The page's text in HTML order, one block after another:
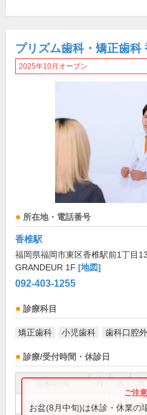
プリズム歯科・矯正歯科
2025年10月オープン
所在地・電話番号
香椎駅
福岡県福岡市東区香椎駅前1丁目
GRANDEUR 1F [地図]
092-403-1255
診療科目
矯正歯科 小児歯科 歯科口腔
診療/受付時間・休診日
9:00～14:00 ● ●
お盆(8月中旬)は休診・休業の